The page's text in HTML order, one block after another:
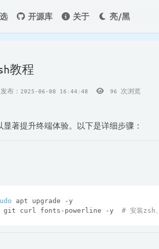
开源库 关于 亮/黑
教程
发布：2025-06-08 16:44:48 96 次浏览
著提升终端体验。以下是详细步骤：
apt upgrade -y
git curl fonts-powerline -y # 安装zsh